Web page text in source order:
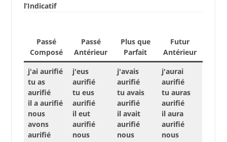
l’Indicatif
Passé
Composé
Passé
Antérieur
Plus que
Parfait
Futur
Antérieur
j'ai aurifié
tu as
aurifié
il a aurifié
nous
avons
aurifié
j'eus
aurifié
tu eus
aurifié
il eut
aurifié
nous
j'avais
aurifié
tu avais
aurifié
il avait
aurifié
nous
j'aurai
aurifié
tu auras
aurifié
il aura
aurifié
nous